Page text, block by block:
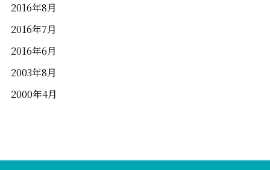
2016年8月
2016年7月
2016年6月
2003年8月
2000年4月